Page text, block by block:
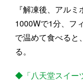
『解凍後、アル
1000Wで1分、フ
で温めて食べると
る。
◆「八天堂スイー